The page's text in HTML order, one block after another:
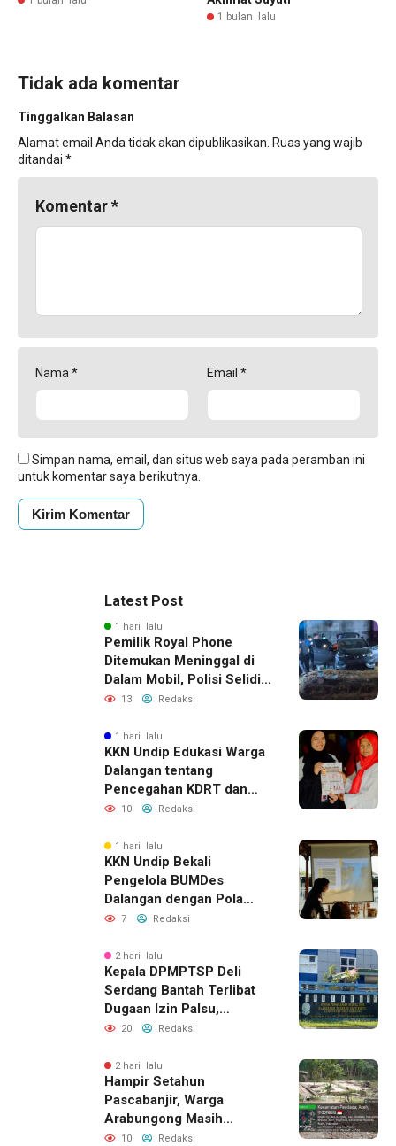
1 bulan lalu
Tidak ada komentar
Tinggalkan Balasan
Alamat email Anda tidak akan dipublikasikan. Ruas yang wajib
ditandai *
Komentar*
Nama * Email *
Simpan nama, email, dan situs web saya pada peramban ini
untuk komentar saya berikutnya.
Latest Post
1 hari lalu
Pemilik Royal Phone
Ditemukan Meninggal di
Dalam Mobil, Polisi Selidiki
Dugaan Keterkaitan
13 Redaksi
1 hari lalu
KKN Undip Edukasi Warga
Dalangan tentang
Pencegahan KDRT dan
Komunikasi Keluarga
10 Redaksi
1 hari lalu
KKN Undip Bekali
Pengelola BUMDes
Dalangan dengan Pola
Pikir Inovatif
7 Redaksi
2 hari lalu
Kepala DPMPTSP Deli
Serdang Bantah Terlibat
Dugaan Izin Palsu,
Tegaskan Proses
Jalur Resmi
20 Redaksi
2 hari lalu
Hampir Setahun
Pascabanjir, Warga
Arabungong Masih
Menunggu Bantuan
10 Redaksi